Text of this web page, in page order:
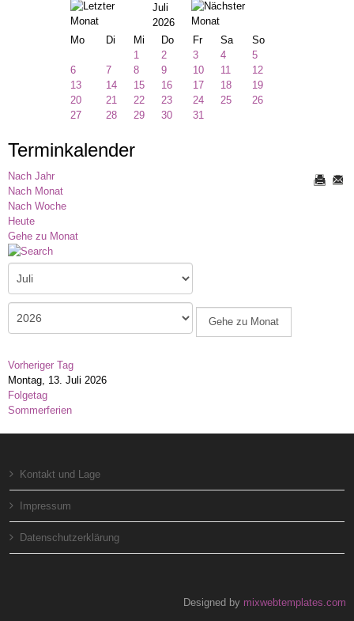
Juli
2026
Mo
Di Mi Do Fr Sa
So
1
2 3 4
5
6
7 8 9 10 11
12
13
14 15 16 17 18
19
20
21 22 23 24 25
26
27
28 29 30 31
Terminkalender
Nach Jahr
Nach Monat
Nach Woche
Heute
Gehe zu Monat
Gehe zu Monat
Vorheriger Tag
Montag, 13. Juli 2026
Folgetag
Sommerferien
Kontakt und Lage
Impressum
Datenschutzerklärung
Designed by mixwebtemplates.com